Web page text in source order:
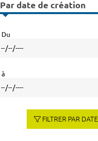
Par date de création
Du
à
FILTRER PAR DATE